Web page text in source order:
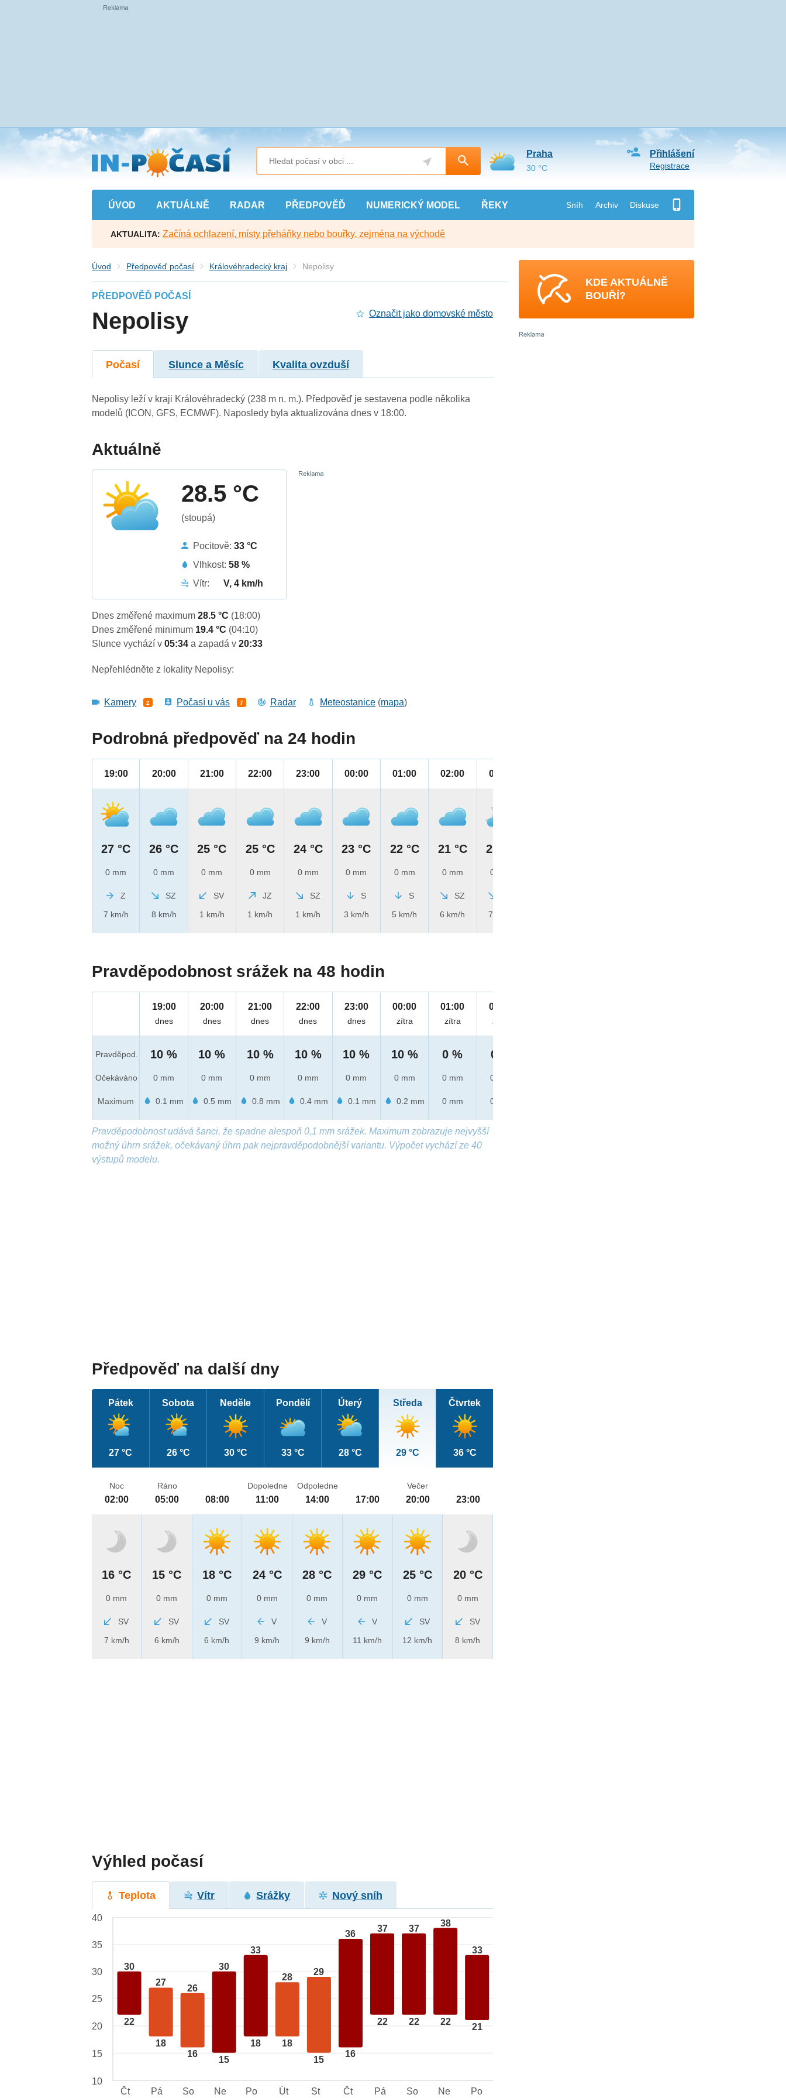
Přejít
na
hlavní
obsah
ÚVOD AKTUÁLNĚ RADAR PŘEDPOVĚĎ NUMERICKÝ MODEL ŘEKY Sníh Archiv Diskuse
Přihlášení
Registrace
Praha
30 °C
AKTUALITA: Začíná ochlazení, místy přeháňky nebo bouřky, zejména na východě
Úvod Předpověď počasí Královéhradecký kraj Nepolisy
PŘEDPOVĚĎ POČASÍ
Nepolisy Označit jako domovské město
Počasí Slunce a Měsíc Kvalita ovzduší
Nepolisy leží v kraji Královéhradecký (238 m n. m.). Předpověď je sestavena podle několika
modelů (ICON, GFS, ECMWF). Naposledy byla aktualizována dnes v 18:00.
Aktuálně
28.5 °C
(stoupá)
Pocitově:33 °C
Vlhkost:58 %
Vítr:
V, 4 km/h
Dnes změřené maximum28.5 °C (18:00)
Dnes změřené minimum 19.4 °C (04:10)
Slunce vychází v05:34a zapadá v20:33
Nepřehlédněte z lokality Nepolisy:
Kamery 2 Počasí u vás 7 Radar Meteostanice (mapa)
Podrobná předpověď na 24 hodin
19:00
27 °C
0 mm
Z
7 km/h
20:00
26 °C
0 mm
SZ
8 km/h
21:00
25 °C
0 mm
SV
1 km/h
22:00
25 °C
0 mm
JZ
1 km/h
23:00
24 °C
0 mm
SZ
1 km/h
00:00
23 °C
0 mm
S
3 km/h
01:00
22 °C
0 mm
S
5 km/h
02:00
21 °C
0 mm
SZ
6 km/h
03:00
21 °C
0 mm
7 km/h
Pravděpodobnost srážek na 48 hodin
Pravděpod.
Očekáváno
Maximum
19:00
dnes
10 %
0 mm
0.1 mm
20:00
dnes
10 %
0 mm
0.5 mm
21:00
dnes
10 %
0 mm
0.8 mm
22:00
dnes
10 %
0 mm
0.4 mm
23:00
dnes
10 %
0 mm
0.1 mm
00:00
zítra
10 %
0 mm
0.2 mm
01:00
zítra
0 %
0 mm
0 mm
02:00
zítra
0 %
0 mm
0 mm
Pravděpodobnost udává šanci, že spadne alespoň 0,1 mm srážek. Maximum zobrazuje nejvyšší
možný úhrn srážek, očekávaný úhrn pak nejpravděpodobnější variantu. Výpočet vychází ze 40
výstupů modelu.
Předpověď na další dny
Pátek
27 °C
Sobota
26 °C
Neděle
30 °C
Pondělí
33 °C
Úterý
28 °C
Středa
29 °C
Čtvrtek
36 °C
Noc
02:00
16 °C
0 mm
SV
7 km/h
Ráno
05:00
15 °C
0 mm
SV
6 km/h
08:00
18 °C
0 mm
SV
6 km/h
Dopoledne
11:00
24 °C
0 mm
V
9 km/h
Odpoledne
14:00
28 °C
0 mm
V
9 km/h
17:00
29 °C
0 mm
V
11 km/h
Večer
20:00
25 °C
0 mm
SV
12 km/h
23:00
20 °C
0 mm
SV
8 km/h
Výhled počasí
Teplota Vítr Srážky Nový sníh
30
22
27
18
26
16
30
15
33
18
28
18
29
15
36
16
37
22
37
22
38
22
33
21
40
35
30
25
20
15
10
Čt
Pá So Ne Po Út St Čt Pá So Ne Po
KDE AKTUÁLNĚ
BOUŘÍ?